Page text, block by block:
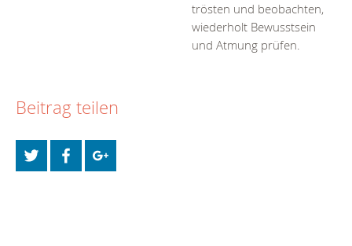
trösten und beobachten,
wiederholt Bewusstsein
und Atmung prüfen.
Beitrag teilen